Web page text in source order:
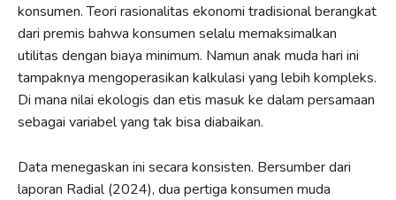
konsumen. Teori rasionalitas ekonomi tradisional berangkat
dari premis bahwa konsumen selalu memaksimalkan
utilitas dengan biaya minimum. Namun anak muda hari ini
tampaknya mengoperasikan kalkulasi yang lebih kompleks.
Di mana nilai ekologis dan etis masuk ke dalam persamaan
sebagai variabel yang tak bisa diabaikan.
Data menegaskan ini secara konsisten. Bersumber dari
laporan Radial (2024), dua pertiga konsumen muda